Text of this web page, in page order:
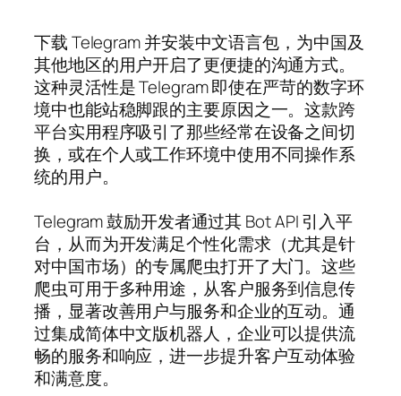
下载 Telegram 并安装中文语言包，为中国及
其他地区的用户开启了更便捷的沟通方式。
这种灵活性是 Telegram 即使在严苛的数字环
境中也能站稳脚跟的主要原因之一。这款跨
平台实用程序吸引了那些经常在设备之间切
换，或在个人或工作环境中使用不同操作系
统的用户。
Telegram 鼓励开发者通过其 Bot API 引入平
台，从而为开发满足个性化需求（尤其是针
对中国市场）的专属爬虫打开了大门。这些
爬虫可用于多种用途，从客户服务到信息传
播，显著改善用户与服务和企业的互动。通
过集成简体中文版机器人，企业可以提供流
畅的服务和响应，进一步提升客户互动体验
和满意度。